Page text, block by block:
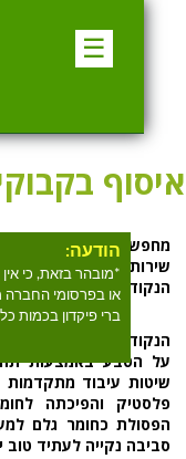
☰
הודעה:
*מובהר בזאת, כי אין
או בפרסומי החברה
ברי פיקדון בכמות
איסוף בקבוקים
איסוף בקבוקים
הירוקה אוספים
הירוקה הינה
הטבע באמצעות
עיבוד מתקדמות
והפיכתה
כחומר גלם למעגל
נקייה לעתיד טוב